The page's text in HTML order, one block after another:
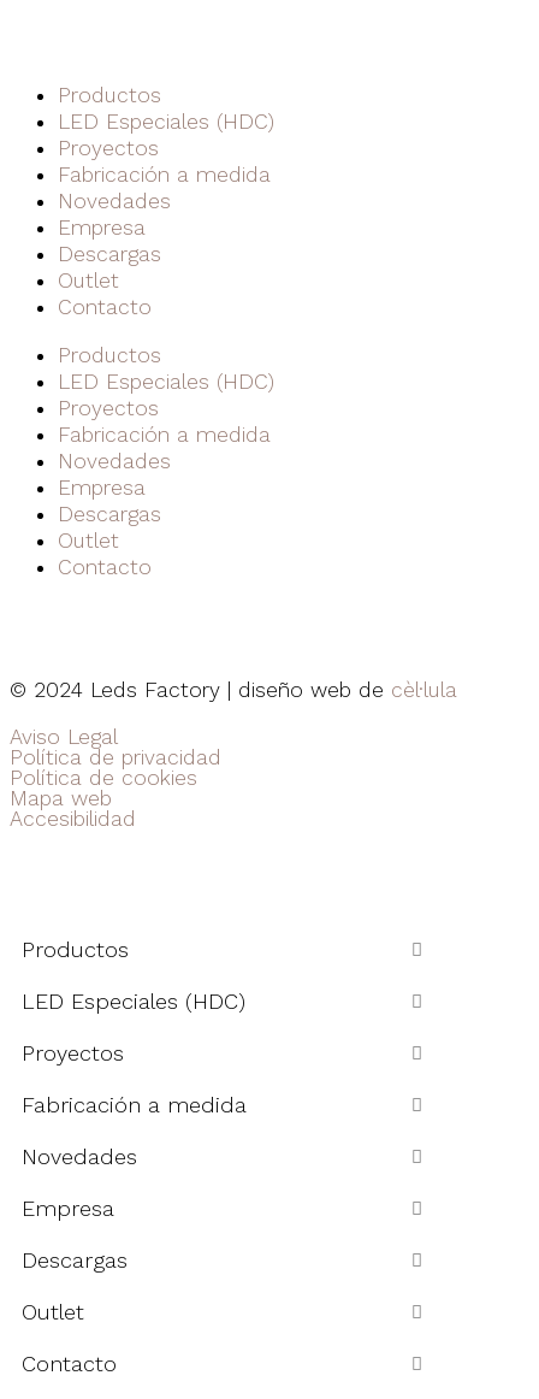
Productos
LED Especiales (HDC)
Proyectos
Fabricación a medida
Novedades
Empresa
Descargas
Outlet
Contacto
Productos
LED Especiales (HDC)
Proyectos
Fabricación a medida
Novedades
Empresa
Descargas
Outlet
Contacto
© 2024 Leds Factory | diseño web de cèl·lula
Aviso Legal
Política de privacidad
Política de cookies
Mapa web
Accesibilidad
Productos
LED Especiales (HDC)
Proyectos
Fabricación a medida
Novedades
Empresa
Descargas
Outlet
Contacto